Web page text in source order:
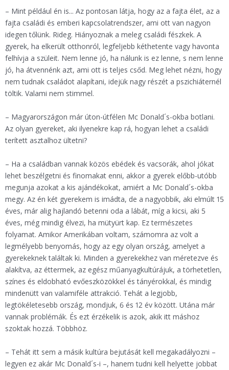
– Mint például én is... Az pontosan látja, hogy az a fajta élet, az a
fajta családi és emberi kapcsolatrendszer, ami ott van nagyon
idegen tőlünk. Rideg. Hiányoznak a meleg családi fészkek. A
gyerek, ha elkerült otthonról, legfeljebb kéthetente vagy havonta
felhívja a szüleit. Nem lenne jó, ha nálunk is ez lenne, s nem lenne
jó, ha átvennénk azt, ami ott is teljes csőd. Meg lehet nézni, hogy
nem tudnak családot alapítani, idejük nagy részét a pszichiáternél
töltik. Valami nem stimmel.
– Magyarországon már úton-útfélen Mc Donald´s-okba botlani.
Az olyan gyereket, aki ilyenekre kap rá, hogyan lehet a családi
terített asztalhoz ültetni?
– Ha a családban vannak közös ebédek és vacsorák, ahol jókat
lehet beszélgetni és finomakat enni, akkor a gyerek előbb-utóbb
megunja azokat a kis ajándékokat, amiért a Mc Donald´s-okba
megy. Az én két gyerekem is imádta, de a nagyobbik, aki elmúlt 15
éves, már alig hajlandó betenni oda a lábát, míg a kicsi, aki 5
éves, még mindig élvezi, ha mütyürt kap. Ez természetes
folyamat. Amikor Amerikában voltam, számomra az volt a
legmélyebb benyomás, hogy az egy olyan ország, amelyet a
gyerekeknek találtak ki. Minden a gyerekekhez van méretezve és
alakítva, az éttermek, az egész műanyagkultúrájuk, a törhetetlen,
színes és eldobható evőeszközökkel és tányérokkal, és mindig
mindenütt van valamiféle attrakció. Tehát a legjobb,
legtökéletesebb ország, mondjuk, 6 és 12 év között. Utána már
vannak problémák. És ezt érzékelik is azok, akik itt máshoz
szoktak hozzá. Többhöz.
– Tehát itt sem a másik kultúra bejutását kell megakadályozni –
legyen ez akár Mc Donald´s-i –, hanem tudni kell helyette jobbat